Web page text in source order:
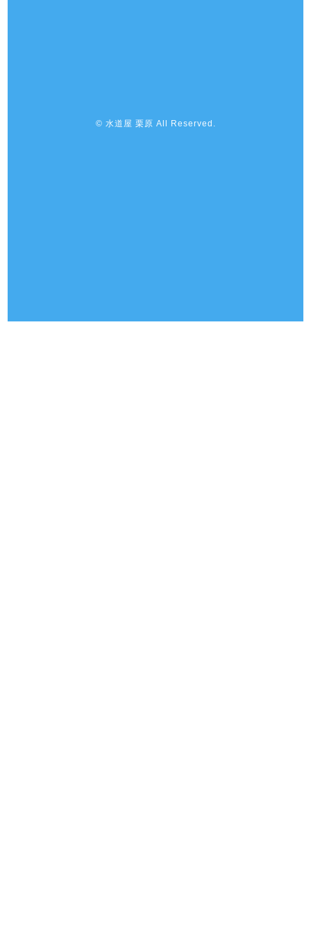
© 水道屋 栗原 All Reserved.